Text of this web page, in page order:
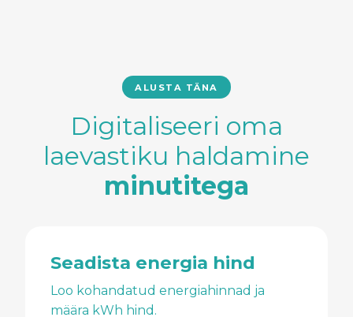
ALUSTA TÄNA
Digitaliseeri oma
laevastiku haldamine
minutitega
Seadista energia hind
Loo kohandatud energiahinnad ja
määra kWh hind.